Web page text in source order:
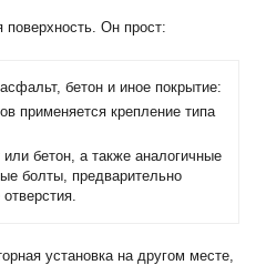
поверхность. Он прост:
бетон и иное покрытие:
применяется крепление типа
бетон, а также аналогичные
болты, предварительно
установка на другом месте,